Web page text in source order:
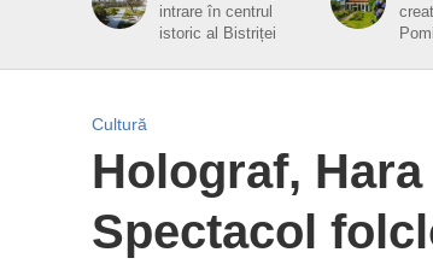
intrare în centrul
istoric al Bistriței
Cultură
Holograf,
Spectacol